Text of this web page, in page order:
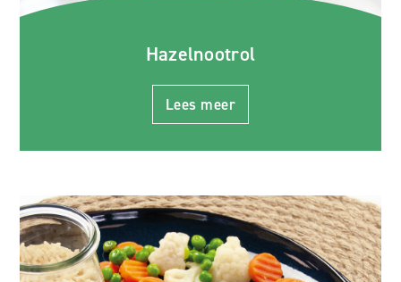
Hazelnootrol
Lees meer